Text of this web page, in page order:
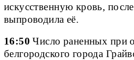
искусственную кровь,
выпроводила её.
16:50 Число раненных при
белгородского города